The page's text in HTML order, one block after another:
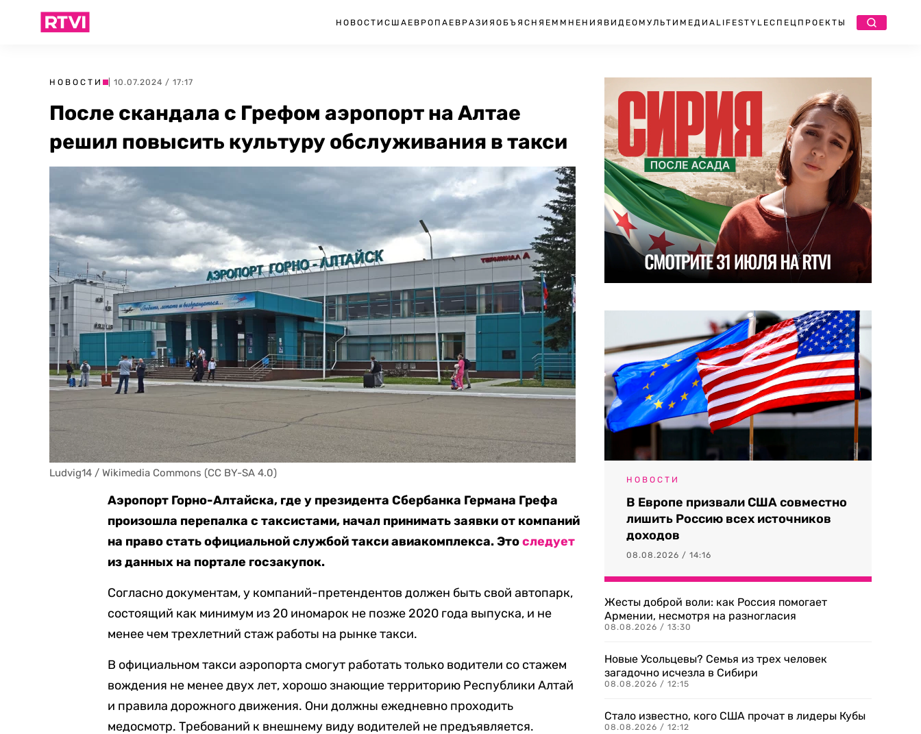
НОВОСТИ США ЕВРОПА ЕВРАЗИЯ ОБЪЯСНЯЕМ МНЕНИЯ ВИДЕО МУЛЬТИМЕДИА LIFESTYLEСПЕЦПРОЕКТЫ
НОВОСТИ | 10.07.2024 / 17:17
После скандала с Грефом аэропорт на Алтае
решил повысить культуру обслуживания в такси
Ludvig14 / Wikimedia Commons (CC BY-SA 4.0)
Аэропорт Горно-Алтайска, где у президента Сбербанка Германа Грефа
произошла перепалка с таксистами, начал принимать заявки от компаний
на право стать официальной службой такси авиакомплекса. Этоследует
из данных на портале госзакупок.
Согласно документам, у компаний-претендентов должен быть свой автопарк,
состоящий как минимум из 20 иномарок не позже 2020 года выпуска, и не
менее чем трехлетний стаж работы на рынке такси.
В официальном такси аэропорта смогут работать только водители со стажем
вождения не менее двух лет, хорошо знающие территорию Республики Алтай
и правила дорожного движения. Они должны ежедневно проходить
медосмотр. Требований к внешнему виду водителей не предъявляется.
НОВОСТИ
В Европе призвали США совместно
лишить Россию всех источников
доходов
08.08.2026 / 14:16
Жесты доброй воли: как Россия помогает
Армении, несмотря на разногласия
08.08.2026 / 13:30
Новые Усольцевы? Семья из трех человек
загадочно исчезла в Сибири
08.08.2026 / 12:15
Стало известно, кого США прочат в лидеры Кубы
08.08.2026 / 12:12